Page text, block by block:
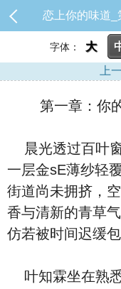
恋上你的味道_
字体： 大
上
第一章：你的
晨光透过百叶
一层金sE薄纱轻
街道尚未拥挤，
香与清新的青草
仿若被时间迟缓包
叶知霖坐在熟